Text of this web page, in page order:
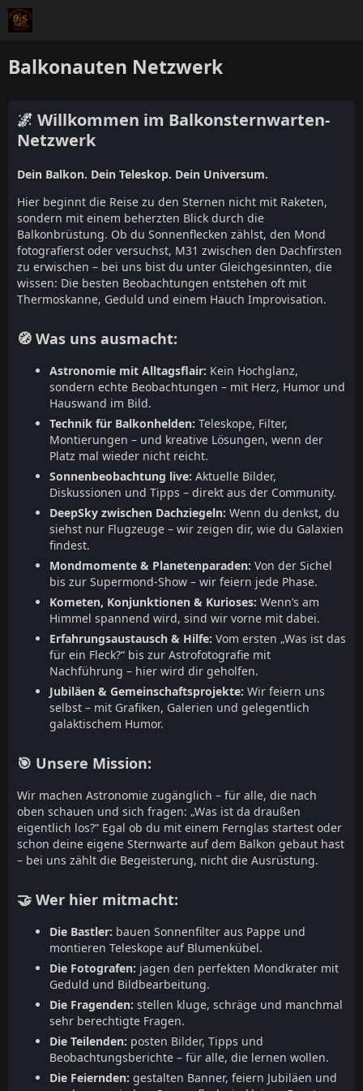
Balkonauten Netzwerk
🌌 Willkommen im Balkonsternwarten-
Netzwerk
Dein Balkon. Dein Teleskop. Dein Universum.
Hier beginnt die Reise zu den Sternen nicht mit Raketen,
sondern mit einem beherzten Blick durch die
Balkonbrüstung. Ob du Sonnenflecken zählst, den Mond
fotografierst oder versuchst, M31 zwischen den Dachfirsten
zu erwischen – bei uns bist du unter Gleichgesinnten, die
wissen: Die besten Beobachtungen entstehen oft mit
Thermoskanne, Geduld und einem Hauch Improvisation.
🧭 Was uns ausmacht:
Astronomie mit Alltagsflair: Kein Hochglanz,
sondern echte Beobachtungen – mit Herz, Humor und
Hauswand im Bild.
Technik für Balkonhelden: Teleskope, Filter,
Montierungen – und kreative Lösungen, wenn der
Platz mal wieder nicht reicht.
Sonnenbeobachtung live: Aktuelle Bilder,
Diskussionen und Tipps – direkt aus der Community.
DeepSky zwischen Dachziegeln: Wenn du denkst, du
siehst nur Flugzeuge – wir zeigen dir, wie du Galaxien
findest.
Mondmomente & Planetenparaden: Von der Sichel
bis zur Supermond-Show – wir feiern jede Phase.
Kometen, Konjunktionen & Kurioses: Wenn’s am
Himmel spannend wird, sind wir vorne mit dabei.
Erfahrungsaustausch & Hilfe: Vom ersten „Was ist das
für ein Fleck?“ bis zur Astrofotografie mit
Nachführung – hier wird dir geholfen.
Jubiläen & Gemeinschaftsprojekte: Wir feiern uns
selbst – mit Grafiken, Galerien und gelegentlich
galaktischem Humor.
🎯 Unsere Mission:
Wir machen Astronomie zugänglich – für alle, die nach
oben schauen und sich fragen: „Was ist da draußen
eigentlich los?“ Egal ob du mit einem Fernglas startest oder
schon deine eigene Sternwarte auf dem Balkon gebaut hast
– bei uns zählt die Begeisterung, nicht die Ausrüstung.
🤝 Wer hier mitmacht:
Die Bastler: bauen Sonnenfilter aus Pappe und
montieren Teleskope auf Blumenkübel.
Die Fotografen: jagen den perfekten Mondkrater mit
Geduld und Bildbearbeitung.
Die Fragenden: stellen kluge, schräge und manchmal
sehr berechtigte Fragen.
Die Teilenden: posten Bilder, Tipps und
Beobachtungsberichte – für alle, die lernen wollen.
Die Feiernden: gestalten Banner, feiern Jubiläen und